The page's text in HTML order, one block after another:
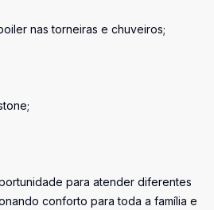
nas torneiras e chuveiros;
para atender diferentes
conforto para toda a família e